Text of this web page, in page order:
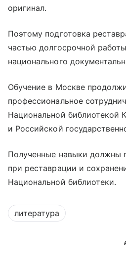
оригинал.
Поэтому подготовка
частью долгосрочной
национального
Обучение в Москве
профессиональное
Национальной библиотекой
и Российской
Полученные навыки должны
при реставрации и
Национальной библиотеки.
литература